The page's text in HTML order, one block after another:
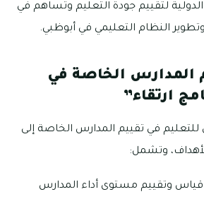
الدولية لتقييم جودة التعليم وتساهم في
النظام التعليمي في أبوظبي.
المدارس الخاصة في
ارتقاء”
في تقييم المدارس الخاصة إلى
وتشمل:
قياس وتقييم مستوى أداء المدارس